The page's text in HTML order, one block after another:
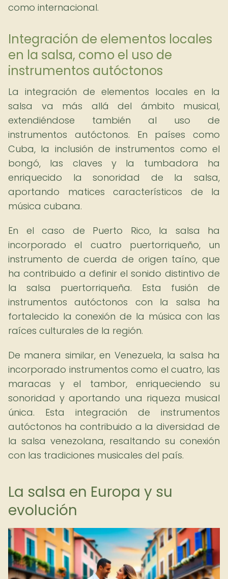
como internacional.
Integración de elementos locales
en la salsa, como el uso de
instrumentos autóctonos
La integración de elementos locales en la
salsa va más allá del ámbito musical,
extendiéndose también al uso de
instrumentos autóctonos. En países como
Cuba, la inclusión de instrumentos como el
bongó, las claves y la tumbadora ha
enriquecido la sonoridad de la salsa,
aportando matices característicos de la
música cubana.
En el caso de Puerto Rico, la salsa ha
incorporado el cuatro puertorriqueño, un
instrumento de cuerda de origen taíno, que
ha contribuido a definir el sonido distintivo de
la salsa puertorriqueña. Esta fusión de
instrumentos autóctonos con la salsa ha
fortalecido la conexión de la música con las
raíces culturales de la región.
De manera similar, en Venezuela, la salsa ha
incorporado instrumentos como el cuatro, las
maracas y el tambor, enriqueciendo su
sonoridad y aportando una riqueza musical
única. Esta integración de instrumentos
autóctonos ha contribuido a la diversidad de
la salsa venezolana, resaltando su conexión
con las tradiciones musicales del país.
La salsa en Europa y su
evolución